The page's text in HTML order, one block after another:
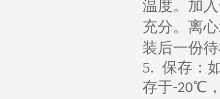
温度。加
充分。离心
装后一份
5. 保存：
存于-20℃